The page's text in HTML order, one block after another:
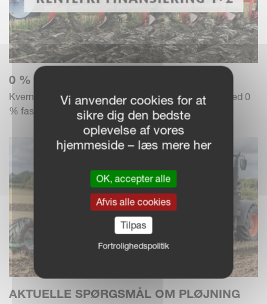
0 % RENTE – BETAL OVER 3 ÅR
Kverneland Group tilbyder en finansieringsløsning med 0
% fast rente og 1+2 betaling.
AKTUELLE SPØRGSMÅL OM PLØJNING
Vi anvender cookies for at
sikre dig den bedste
oplevelse af vores
hjemmeside – læs mere her
OK, accepter alle
Afvis alle cookies
Tilpas
Fortrolighedspolitik